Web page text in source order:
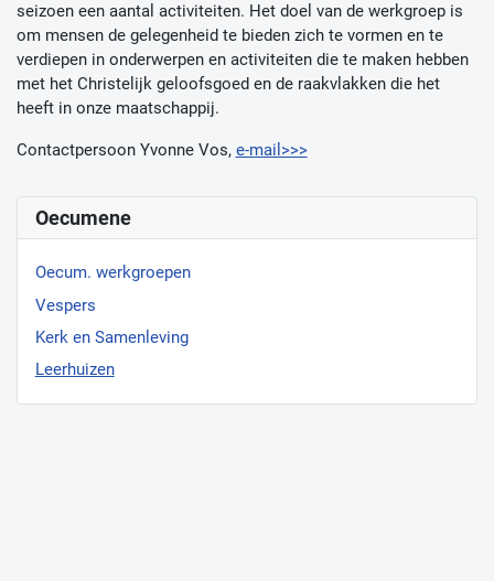
seizoen een aantal activiteiten. Het doel van de werkgroep is
om mensen de gelegenheid te bieden zich te vormen en te
verdiepen in onderwerpen en activiteiten die te maken hebben
met het Christelijk geloofsgoed en de raakvlakken die het
heeft in onze maatschappij.
Contactpersoon Yvonne Vos, e-mail>>>
Oecumene
Oecum. werkgroepen
Vespers
Kerk en Samenleving
Leerhuizen